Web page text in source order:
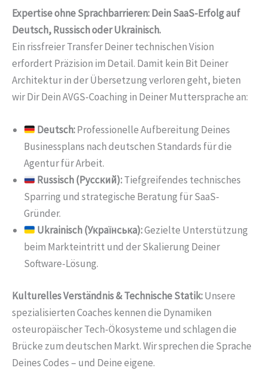
Expertise ohne Sprachbarrieren: Dein SaaS-Erfolg auf
Deutsch, Russisch oder Ukrainisch.
Ein rissfreier Transfer Deiner technischen Vision
erfordert Präzision im Detail. Damit kein Bit Deiner
Architektur in der Übersetzung verloren geht, bieten
wir Dir Dein AVGS-Coaching in Deiner Muttersprache an:
Deutsch:Professionelle Aufbereitung Deines
Businessplans nach deutschen Standards für die
Agentur für Arbeit.
Russisch (Русский):Tiefgreifendes technisches
Sparring und strategische Beratung für SaaS-
Gründer.
Ukrainisch (Українська):Gezielte Unterstützung
beim Markteintritt und der Skalierung Deiner
Software-Lösung.
Kulturelles Verständnis & Technische Statik:Unsere
spezialisierten Coaches kennen die Dynamiken
osteuropäischer Tech-Ökosysteme und schlagen die
Brücke zum deutschen Markt. Wir sprechen die Sprache
Deines Codes – und Deine eigene.